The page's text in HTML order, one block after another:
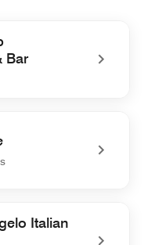
Bar
& Bar
Italian